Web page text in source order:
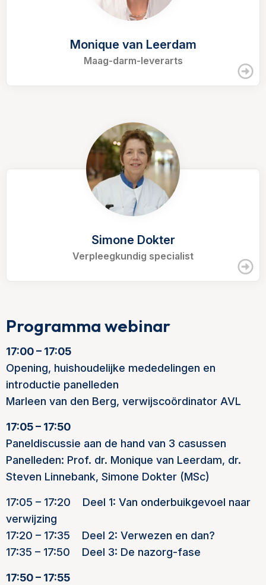
Monique van Leerdam
Maag-darm-leverarts
Simone Dokter
Verpleegkundig specialist
Programma webinar
17:00 – 17:05
Opening, huishoudelijke mededelingen en
introductie panelleden
Marleen van den Berg, verwijscoördinator AVL
17:05 – 17:50
Paneldiscussie aan de hand van 3 casussen
Panelleden: Prof. dr. Monique van Leerdam, dr.
Steven Linnebank, Simone Dokter (MSc)
17:05 – 17:20 Deel 1: Van onderbuikgevoel naar
verwijzing
17:20 – 17:35 Deel 2: Verwezen en dan?
17:35 – 17:50 Deel 3: De nazorg-fase
17:50 – 17:55